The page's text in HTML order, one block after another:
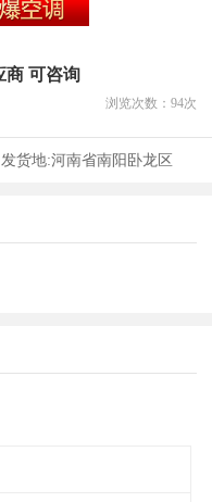
商 可咨询
浏览次数： 94次
发货地:河南省南阳卧龙区